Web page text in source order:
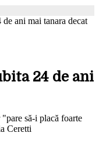
ani mai tanara decat
24 de ani
să-i placă foarte
Ceretti